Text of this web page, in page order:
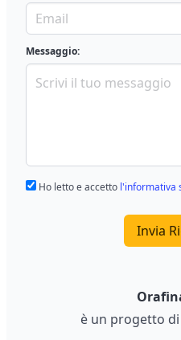
Messaggio:
Ho letto e accetto l'informativa
Invia
è un progetto di